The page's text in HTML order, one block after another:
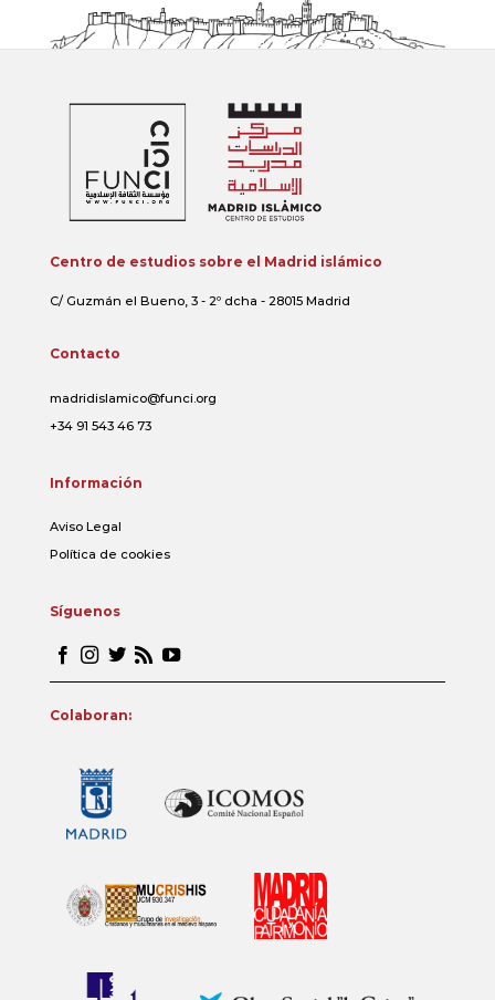
Centro de estudios sobre el Madrid islámico
C/ Guzmán el Bueno, 3 - 2º dcha - 28015 Madrid
Contacto
madridislamico@funci.org
+34 91 543 46 73
Información
Aviso Legal
Política de cookies
Síguenos
Colaboran: